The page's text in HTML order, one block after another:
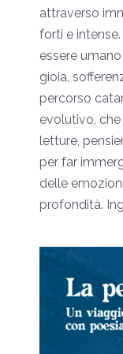
attraverso
forti e intense.
essere
gioia,
percorso
evolutivo,
letture,
per far
delle
profondità.